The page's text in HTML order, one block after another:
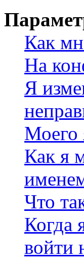
Как
На
Я
Моего
Как я
Что
Когда
войти